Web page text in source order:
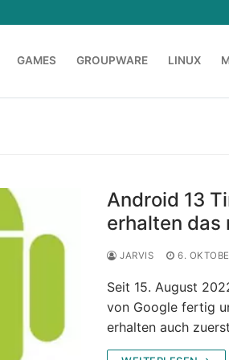
GAMES GROUPWARE LINUX
Android 13
erhalten das
JARVIS 6.
Seit 15. August
von Google fertig
erhalten auch